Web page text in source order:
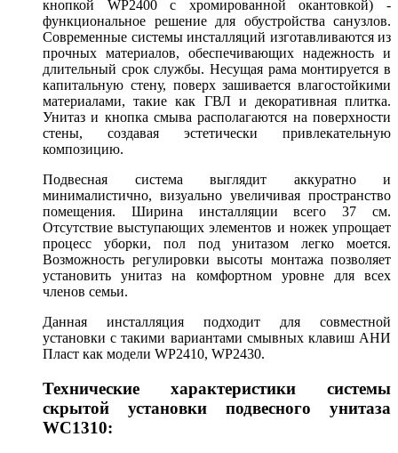
кнопкой WP2400 с хромированной окантовкой) -
функциональное решение для обустройства санузлов.
Современные системы инсталляций изготавливаются из
прочных материалов, обеспечивающих надежность и
длительный срок службы. Несущая рама монтируется в
капитальную стену, поверх зашивается влагостойкими
материалами, такие как ГВЛ и декоративная плитка.
Унитаз и кнопка смыва располагаются на поверхности
стены, создавая эстетически привлекательную
композицию.
Подвесная система выглядит аккуратно и
минималистично, визуально увеличивая пространство
помещения. Ширина инсталляции всего 37 см.
Отсутствие выступающих элементов и ножек упрощает
процесс уборки, пол под унитазом легко моется.
Возможность регулировки высоты монтажа позволяет
установить унитаз на комфортном уровне для всех
членов семьи.
Данная инсталляция подходит для совместной
установки с такими вариантами смывных клавиш АНИ
Пласт как модели WP2410, WP2430.
Технические характеристики системы
скрытой установки подвесного унитаза
WC1310: